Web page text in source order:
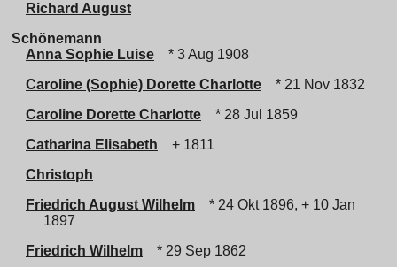
Richard August
Schönemann
Anna Sophie Luise
* 3 Aug 1908
Caroline (Sophie) Dorette Charlotte
* 21 Nov 1832
Caroline Dorette Charlotte
* 28 Jul 1859
Catharina Elisabeth
+ 1811
Christoph
Friedrich August Wilhelm
* 24 Okt 1896, + 10 Jan
1897
Friedrich Wilhelm
* 29 Sep 1862